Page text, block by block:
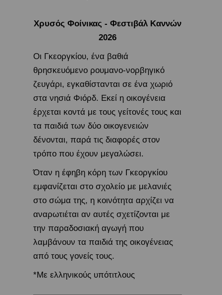
Χρυσός Φοίνικας ​- Φεστιβάλ Καννών
2026
Οι Γκεοργκίου, ένα βαθιά
θρησκευόμενο ρουμανο-νορβηγικό
ζευγάρι, εγκαθίστανται σε ένα χωριό
στα νησιά Φιόρδ. Εκεί η οικογένεια
έρχεται κοντά με τους γείτονές τους και
τα παιδιά των δύο οικογενειών
δένονται, παρά τις διαφορές στον
τρόπο που έχουν μεγαλώσει.
Όταν η έφηβη κόρη των Γκεοργκίου
εμφανίζεται στο σχολείο με μελανιές
στο σώμα της, η κοινότητα αρχίζει να
αναρωτιέται αν αυτές σχετίζονται με
την παραδοσιακή αγωγή που
λαμβάνουν τα παιδιά της οικογένειας
από τους γονείς τους.
*Με ελληνικούς υπότιτλους